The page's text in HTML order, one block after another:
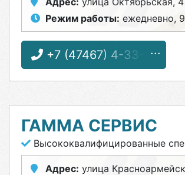
Режим работы: ежедневно,
+7 (47467) 4-33-17
ГАММА СЕРВИС
Высококвалифицированные
Адрес: улица